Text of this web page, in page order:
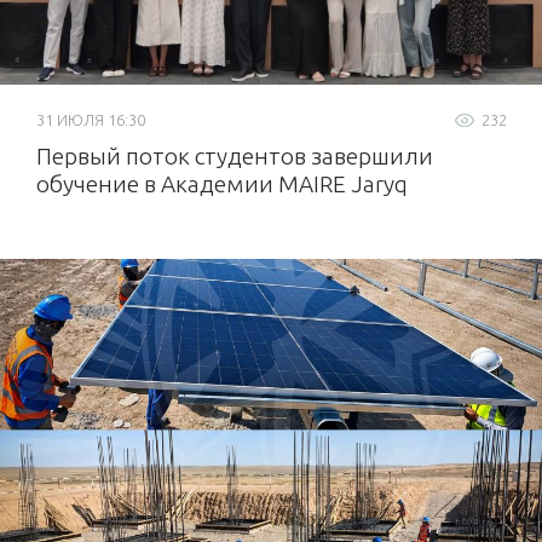
открывает новые возможности для
молодежи Мангистау
«Самұрық-Қазына» тобының 200
қызметкері Баум тоғайында сенбілік
425
25 ИЮЛЯ 11:16
Газопоршневая электростанция на
Жетыбае: надежность
эффективность, экономия
370
24 ИЮЛЯ 18:30
Қор тобындағы комплаенс: жаңа
232
31 ИЮЛЯ 16:30
Первый поток студентов завершили
обучение в Академии MAIRE Jaryq